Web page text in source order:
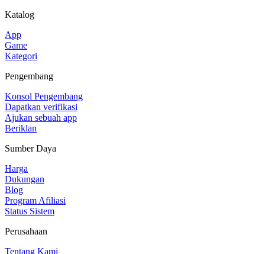
Katalog
App
Game
Kategori
Pengembang
Konsol Pengembang
Dapatkan verifikasi
Ajukan sebuah app
Beriklan
Sumber Daya
Harga
Dukungan
Blog
Program Afiliasi
Status Sistem
Perusahaan
Tentang Kami